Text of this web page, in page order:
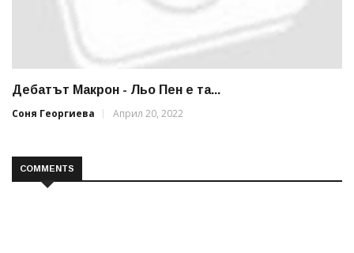
Дебатът Макрон - Льо Пен е та...
Соня Георгиева
Април 20, 2022
COMMENTS